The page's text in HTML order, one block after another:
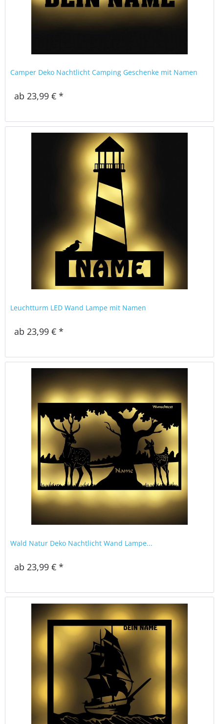
Camper Deko Nachtlicht Camping Geschenke mit Namen
ab 23,99 € *
Leuchtturm LED Wand Lampe mit Namen
ab 23,99 € *
Wald Natur Deko Nachtlicht Wand Lampe...
ab 23,99 € *